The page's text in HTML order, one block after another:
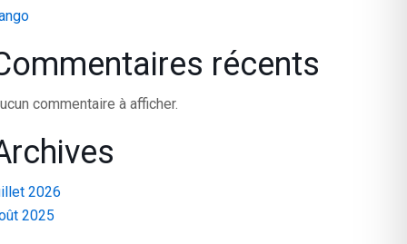
récents
commentaire à afficher.
2026
2025